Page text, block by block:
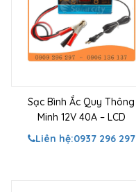
Sạc Bình Ắc Quy Thông
Minh 12V 40A – LCD
Liên hệ:0937 296 297